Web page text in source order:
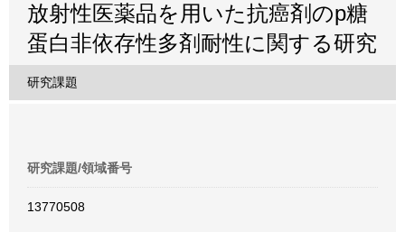
放射性医薬品を用いた抗癌剤のp糖
蛋白非依存性多剤耐性に関する研究
研究課題
研究課題/領域番号
13770508